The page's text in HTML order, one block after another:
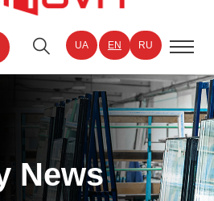
UA EN RU
News